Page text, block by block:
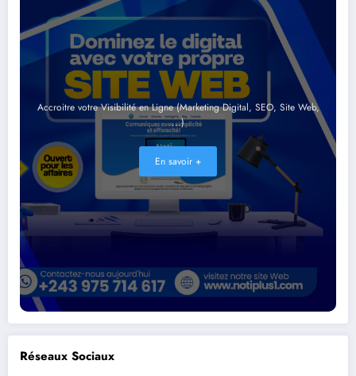
Accroitre votre Visibilité en Ligne (Marketing Digital, SEO, Site Web,
...)
En savoir +
Réseaux Sociaux